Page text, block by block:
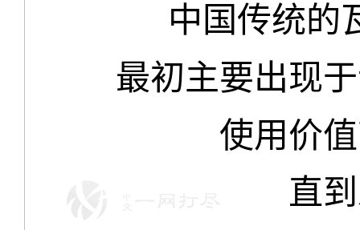
中国传统的
最初主要出现
使用价
直